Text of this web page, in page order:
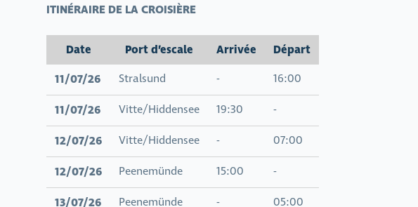
ITINÉRAIRE DE LA CROISIÈRE
Date Port d’escale Arrivée
Départ
11/07/26
Stralsund - 16:00
11/07/26 Vitte/Hiddensee 19:30 -
12/07/26 Vitte/Hiddensee - 07:00
12/07/26 Peenemünde 15:00 -
13/07/26 Peenemünde - 05:00